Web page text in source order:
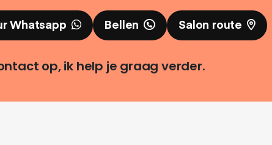
Whatsapp Bellen Salon route
op, ik help je graag verder.